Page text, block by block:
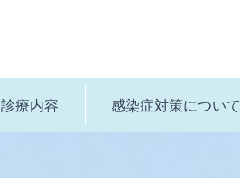
診療内容 感染症対策について